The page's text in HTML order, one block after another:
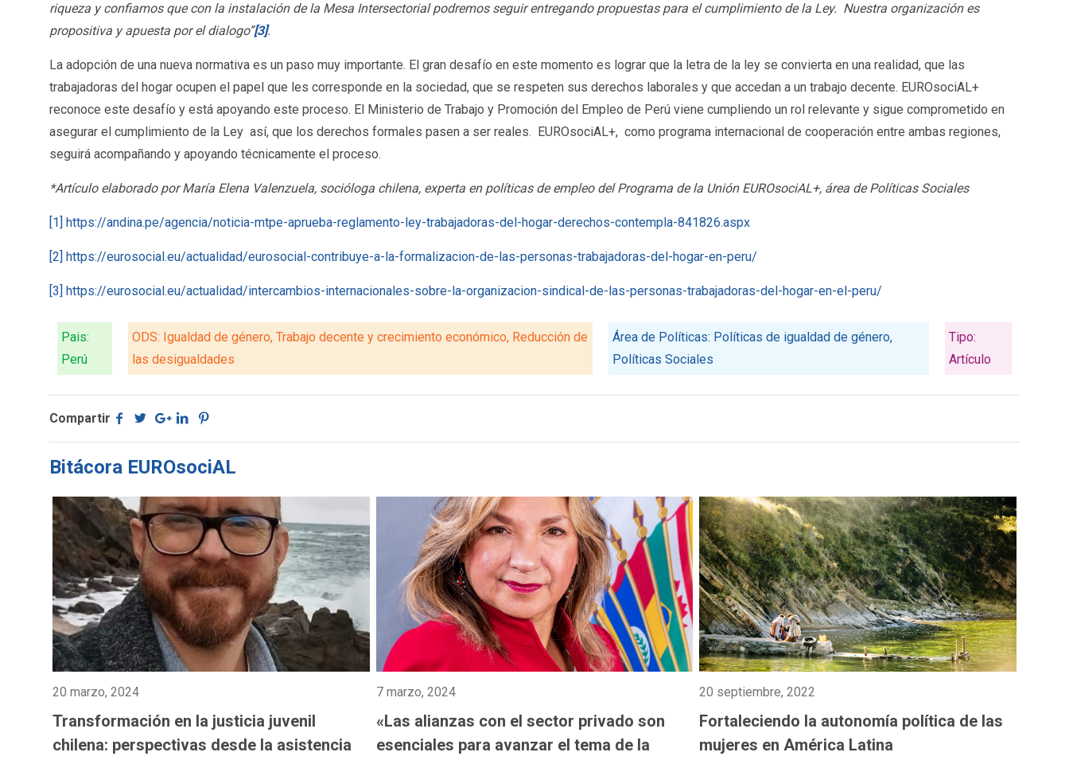
riqueza y confiamos que con la instalación de la Mesa Intersectorial podremos seguir entregando propuestas para el cumplimiento de la Ley. Nuestra organización es
propositiva y apuesta por el dialogo”[3].
La adopción de una nueva normativa es un paso muy importante. El gran desafío en este momento es lograr que la letra de la ley se convierta en una realidad, que las
trabajadoras del hogar ocupen el papel que les corresponde en la sociedad, que se respeten sus derechos laborales y que accedan a un trabajo decente. EUROsociAL+
reconoce este desafío y está apoyando este proceso. El Ministerio de Trabajo y Promoción del Empleo de Perú viene cumpliendo un rol relevante y sigue comprometido en
asegurar el cumplimiento de la Ley así, que los derechos formales pasen a ser reales. EUROsociAL+, como programa internacional de cooperación entre ambas regiones,
seguirá acompañando y apoyando técnicamente el proceso.
*Artículo elaborado por María Elena Valenzuela, socióloga chilena, experta en políticas de empleo del Programa de la Unión EUROsociAL+, área de Políticas Sociales
[1] https://andina.pe/agencia/noticia-mtpe-aprueba-reglamento-ley-trabajadoras-del-hogar-derechos-contempla-841826.aspx
[2] https://eurosocial.eu/actualidad/eurosocial-contribuye-a-la-formalizacion-de-las-personas-trabajadoras-del-hogar-en-peru/
[3] https://eurosocial.eu/actualidad/intercambios-internacionales-sobre-la-organizacion-sindical-de-las-personas-trabajadoras-del-hogar-en-el-peru/
Pais:
Perú
ODS: Igualdad de género, Trabajo decente y crecimiento económico, Reducción de
las desigualdades
Área de Políticas: Políticas de igualdad de género,
Políticas Sociales
Tipo:
Artículo
Compartir
Bitácora EUROsociAL
20 marzo, 2024
Transformación en la justicia juvenil
chilena: perspectivas desde la asistencia
7 marzo, 2024
«Las alianzas con el sector privado son
esenciales para avanzar el tema de la
20 septiembre, 2022
Fortaleciendo la autonomía política de las
mujeres en América Latina